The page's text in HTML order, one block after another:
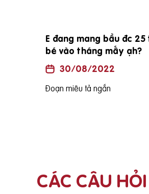
E đang mang bầu đc
bé vào tháng mấy ạh?
30/08/2022
Đoạn miêu tả ngắn
CÁC CÂU